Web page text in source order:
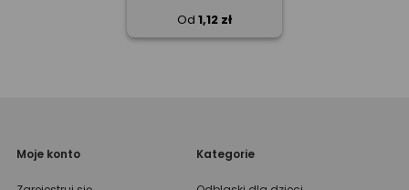
Od 1,12 zł
Moje konto Kategorie